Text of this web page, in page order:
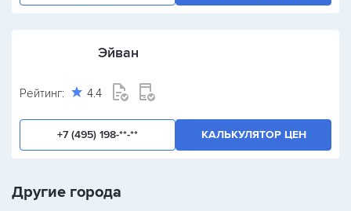
Эйван
Рейтинг: 4.4
+7 (495) 198-**-** КАЛЬКУЛЯТОР ЦЕН
Другие города